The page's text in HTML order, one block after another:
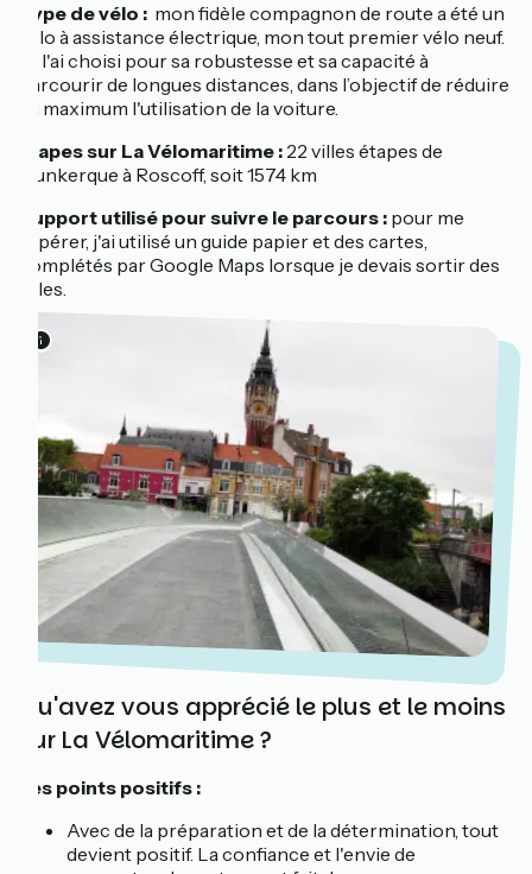
Type de vélo : mon fidèle compagnon de route a été un
vélo à assistance électrique, mon tout premier vélo neuf.
Je l'ai choisi pour sa robustesse et sa capacité à
parcourir de longues distances, dans l’objectif de réduire
au maximum l'utilisation de la voiture.
Étapes sur La Vélomaritime : 22 villes étapes de
Dunkerque à Roscoff, soit 1574 km
Support utilisé pour suivre le parcours : pour me
repérer, j'ai utilisé un guide papier et des cartes,
complétés par Google Maps lorsque je devais sortir des
villes.
Qu'avez vous apprécié le plus et le moins
sur La Vélomaritime ?
Les points positifs :
Avec de la préparation et de la détermination, tout
devient positif. La confiance et l'envie de